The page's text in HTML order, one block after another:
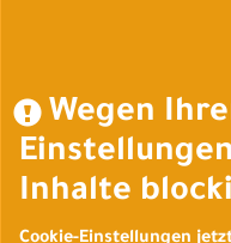
Wegen
Inhalte